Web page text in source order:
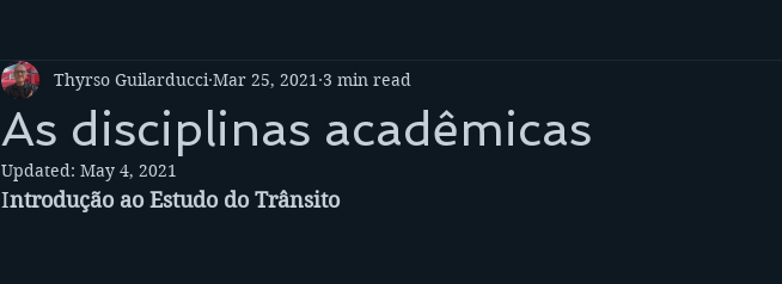
As disciplinas acadêmicas
Thyrso Guilarducci Mar 25, 2021 3 min read
Updated: May 4, 2021
Introdução ao Estudo do Trânsito